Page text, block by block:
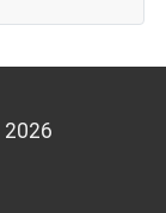
2026